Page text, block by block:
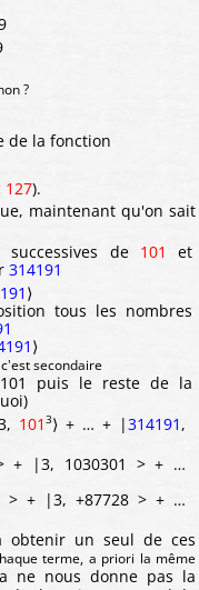
?
de la fonction
127).
maintenant qu'on sait
de 101
et
314191
⟩
tous les nombres
⟩
secondaire
puis le reste de la
1013⟩ + … + |314191 ,
+ |3, 1030301 > + …
> + |3, +87728 > + …
obtenir un seul de ces
terme, a priori la même
ne nous donne pas la